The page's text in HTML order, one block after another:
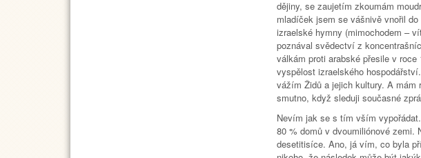
dějiny, se zaujetím zkoumám
mladíček jsem se vášnivě vnořil
izraelské hymny (mimochodem –
poznával svědectví z
válkám proti arabské přesile v
vyspělost izraelského
vážím Židů a jejich kultury. A mám
smutno, když sleduji současné
Nevím jak se s tím vším
80 % domů v dvoumiliónové zemi.
desetitisíce. Ano, já vím, co byla